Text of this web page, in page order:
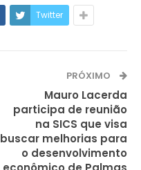
Twitter
PRÓXIMO
Mauro Lacerda
participa de reunião
na SICS que visa
buscar melhorias para
o desenvolvimento